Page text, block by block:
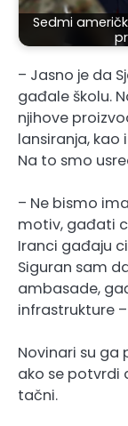
Sedmi
– Jasno je da
gađale školu.
njihove
lansiranja, kao
Na to smo
– Ne bismo
motiv, gađati
Iranci gađaju
Siguran sam
ambasade,
infrastrukture
Novinari su ga
ako se potvrdi
tačni.